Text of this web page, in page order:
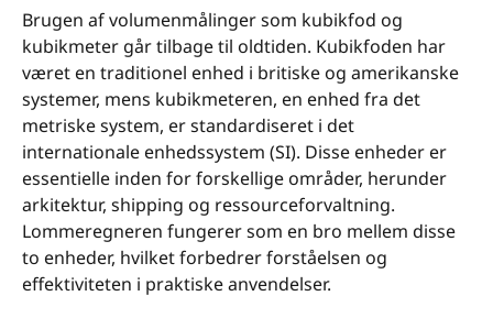
Brugen af volumenmålinger som kubikfod og
kubikmeter går tilbage til oldtiden. Kubikfoden har
været en traditionel enhed i britiske og amerikanske
systemer, mens kubikmeteren, en enhed fra det
metriske system, er standardiseret i det
internationale enhedssystem (SI). Disse enheder er
essentielle inden for forskellige områder, herunder
arkitektur, shipping og ressourceforvaltning.
Lommeregneren fungerer som en bro mellem disse
to enheder, hvilket forbedrer forståelsen og
effektiviteten i praktiske anvendelser.